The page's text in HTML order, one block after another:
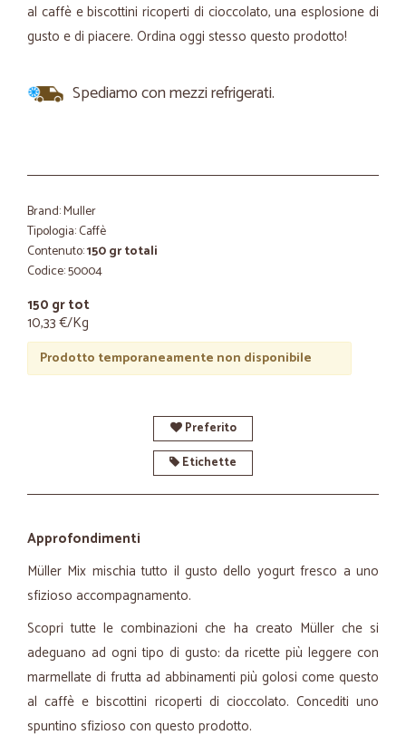
al caffè e biscottini ricoperti di cioccolato, una esplosione di
gusto e di piacere. Ordina oggi stesso questo prodotto!
Spediamo con mezzi refrigerati.
Brand: Muller
Tipologia: Caffè
Contenuto:150 gr totali
Codice: 50004
150 gr tot
10,33 €/Kg
Prodotto temporaneamente non disponibile
Preferito
Etichette
Approfondimenti
Müller Mix mischia tutto il gusto dello yogurt fresco a uno
sfizioso accompagnamento.
Scopri tutte le combinazioni che ha creato Müller che si
adeguano ad ogni tipo di gusto: da ricette più leggere con
marmellate di frutta ad abbinamenti più golosi come questo
al caffè e biscottini ricoperti di cioccolato. Concediti uno
spuntino sfizioso con questo prodotto.